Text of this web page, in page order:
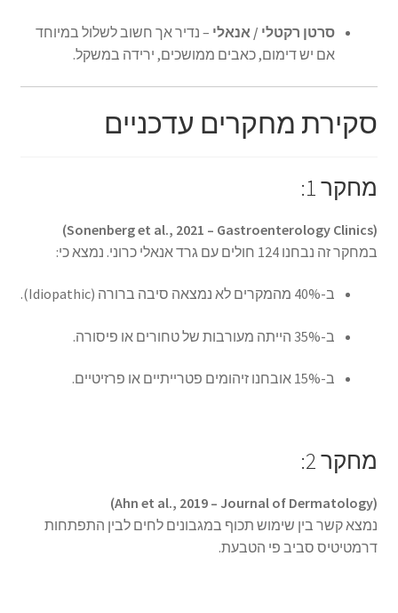
סרטן רקטלי / אנאלי – נדיר אך חשוב לשלול במיוחד
אם יש דימום, כאבים ממושכים, ירידה במשקל.
סקירת מחקרים עדכניים
מחקר 1:
(Sonenberg et al., 2021 – Gastroenterology Clinics)
במחקר זה נבחנו 124 חולים עם גרד אנאלי כרוני. נמצא כי:
ב-40% מהמקרים לא נמצאה סיבה ברורה (Idiopathic).
ב-35% הייתה מעורבות של טחורים או פיסורה.
ב-15% אובחנו זיהומים פטרייתיים או פרזיטיים.
מחקר 2:
(Ahn et al., 2019 – Journal of Dermatology)
נמצא קשר בין שימוש תכוף במגבונים לחים לבין התפתחות
דרמטיטיס סביב פי הטבעת.